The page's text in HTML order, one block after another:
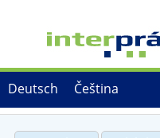
Čeština
Deutsch